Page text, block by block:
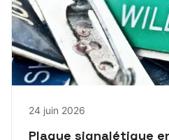
24 juin 2026
Plaque signalétique